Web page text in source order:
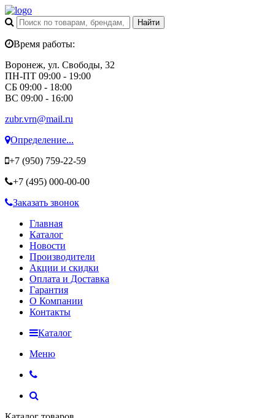
Время работы:
Воронеж, ул. Свободы, 32
ПН-ПТ 09:00 - 19:00
СБ 09:00 - 18:00
ВС 09:00 - 16:00
zubr.vrn@mail.ru
Определение...
+7 (950) 759-22-59
+7 (495) 000-00-00
Заказать звонок
Главная
Каталог
Новости
Производители
Акции и скидки
Оплата и Доставка
Гарантия
О Компании
Контакты
Каталог
Меню